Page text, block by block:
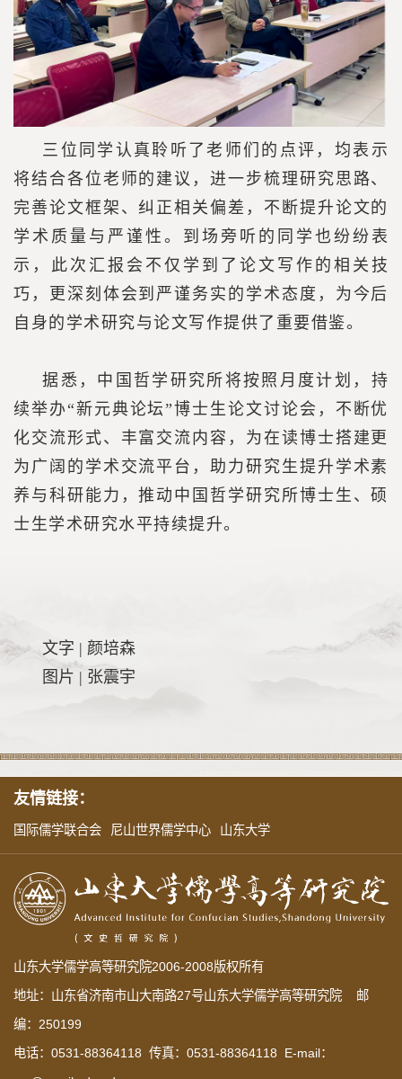
三位同学认真聆听了老师们的点评，均表示
将结合各位老师的建议，进一步梳理研究思路、
完善论文框架、纠正相关偏差，不断提升论文的
学术质量与严谨性。到场旁听的同学也纷纷表
示，此次汇报会不仅学到了论文写作的相关技
巧，更深刻体会到严谨务实的学术态度，为今后
自身的学术研究与论文写作提供了重要借鉴。
据悉，中国哲学研究所将按照月度计划，持
续举办“新元典论坛”博士生论文讨论会，不断优
化交流形式、丰富交流内容，为在读博士搭建更
为广阔的学术交流平台，助力研究生提升学术素
养与科研能力，推动中国哲学研究所博士生、硕
士生学术研究水平持续提升。
文字 | 颜培森
图片 | 张震宇
友情链接：
国际儒学联合会 尼山世界儒学中心 山东大学
山东大学儒学高等研究院2006-2008版权所有
地址：山东省济南市山大南路27号山东大学儒学高等研究院 邮
编：250199
电话：0531-88364118 传真：0531-88364118 E-mail：